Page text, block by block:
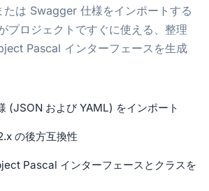
は Swagger 仕様をインポートする
プロジェクトですぐに使える、整理
Pascal インターフェースを生成
(JSON および YAML) をインポート
の後方互換性
Pascal インターフェースとクラスを